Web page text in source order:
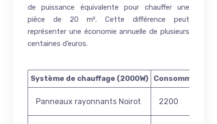
de puissance équivalente pour chauffer une
pièce de 20 m². Cette différence peut
représenter une économie annuelle de plusieurs
centaines d’euros.
Système de chauffage (2000W) Consommation
Panneaux rayonnants Noirot 2200